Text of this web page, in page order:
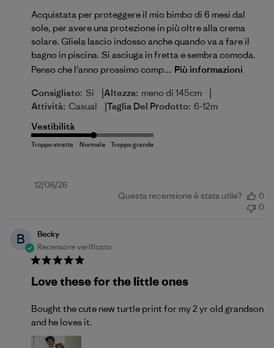
Acquistata per proteggere il mio bimbo di 6 mesi dal
sole, per avere una protezione in più oltre alla crema
solare. Gliela lascio indosso anche quando va a fare il
bagno in piscina. Si asciuga in fretta e sembra comoda.
Penso che l'anno prossimo comp... Più informazioni
Consigliato: Si |Altezza: meno di 145cm |
Attività: Casual |Taglia Del Prodotto: 6-12m
Vestibilità
Data
12/06/26
Questa recensione è stata utile?
0
0
B
Becky
Recensore verificato
Love these for the little ones
Bought the cute new turtle print for my 2 yr old grandson
and he loves it.